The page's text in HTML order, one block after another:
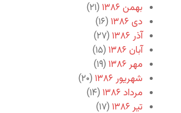
بهمن ۱۳۸۶
(۲۱)
دی ۱۳۸۶
(۱۶)
آذر ۱۳۸۶
(۲۷)
آبان ۱۳۸۶
(۱۵)
مهر ۱۳۸۶
(۱۹)
شهریور ۱۳۸۶
(۲۰)
مرداد ۱۳۸۶
(۱۴)
تیر ۱۳۸۶
(۱۷)